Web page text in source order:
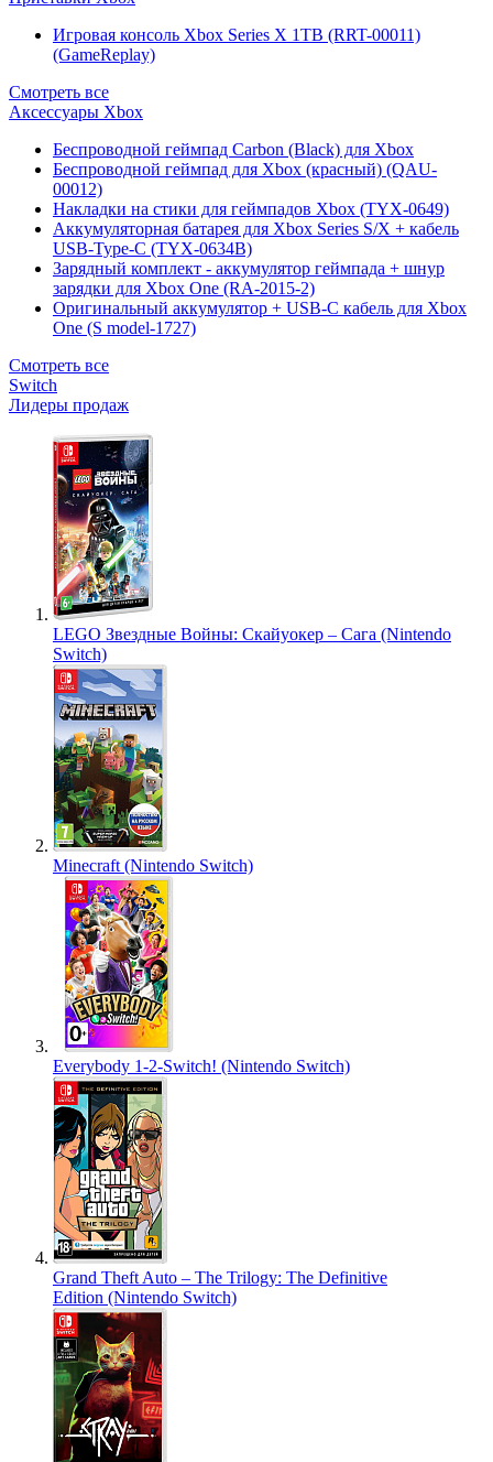
Игровая консоль Xbox Series X 1TB (RRT-00011)
(GameReplay)
Смотреть все
Аксессуары Xbox
Беспроводной геймпад Carbon (Black) для Xbox
Беспроводной геймпад для Xbox (красный) (QAU-
00012)
Накладки на стики для геймпадов Xbox (TYX-0649)
Аккумуляторная батарея для Xbox Series S/X + кабель
USB-Type-C (TYX-0634B)
Зарядный комплект - аккумулятор геймпада + шнур
зарядки для Xbox One (RA-2015-2)
Оригинальный аккумулятор + USB-C кабель для Xbox
One (S model-1727)
Смотреть все
Switch
Лидеры продаж
LEGO Звездные Войны: Скайуокер – Сага (Nintendo
Switch)
Minecraft (Nintendo Switch)
Everybody 1-2-Switch! (Nintendo Switch)
Grand Theft Auto – The Trilogy: The Definitive
Edition (Nintendo Switch)